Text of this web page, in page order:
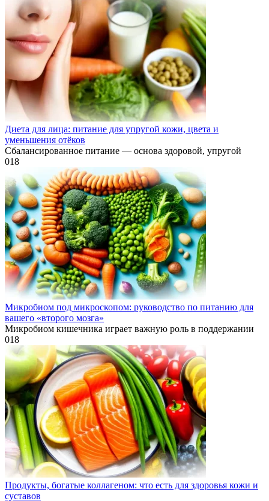
Диета для лица: питание для упругой кожи, цвета и
уменьшения отёков
Сбалансированное питание — основа здоровой, упругой
018
Микробиом под микроскопом: руководство по питанию для
вашего «второго мозга»
Микробиом кишечника играет важную роль в поддержании
018
Продукты, богатые коллагеном: что есть для здоровья кожи и
суставов